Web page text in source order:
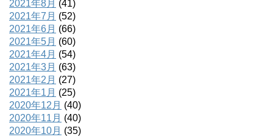
2021年8月 (41)
2021年7月 (52)
2021年6月 (66)
2021年5月 (60)
2021年4月 (54)
2021年3月 (63)
2021年2月 (27)
2021年1月 (25)
2020年12月 (40)
2020年11月 (40)
2020年10月 (35)